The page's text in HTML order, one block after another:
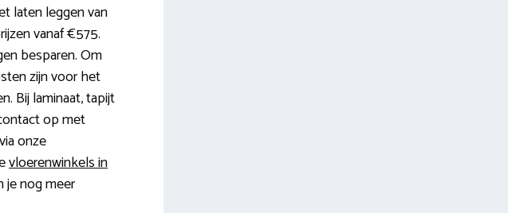
laten leggen van
vanaf €575.
besparen. Om
zijn voor het
Bij laminaat, tapijt
op met
onze
vloerenwinkels in
je nog meer